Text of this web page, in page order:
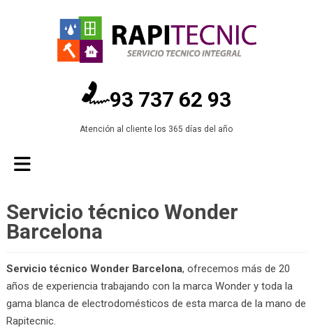
93 737 62 93
Atención al cliente los 365 días del año
Servicio técnico Wonder
Barcelona
Servicio técnico Wonder Barcelona, ofrecemos más de 20
años de experiencia trabajando con la marca Wonder y toda la
gama blanca de electrodomésticos de esta marca de la mano de
Rapitecnic.